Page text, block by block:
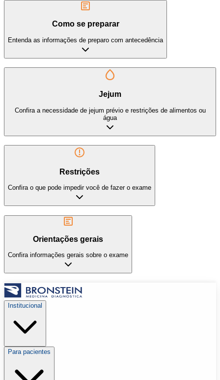
Como se preparar
Entenda as informações de preparo com antecedência
Jejum
Confira a necessidade de jejum prévio e restrições de alimentos ou
água
Restrições
Confira o que pode impedir você de fazer o exame
Orientações gerais
Confira informações gerais sobre o exame
Institucional
Para pacientes